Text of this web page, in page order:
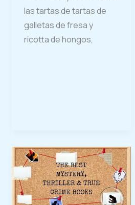
las tartas de tartas de
galletas de fresa y
ricotta de hongos,